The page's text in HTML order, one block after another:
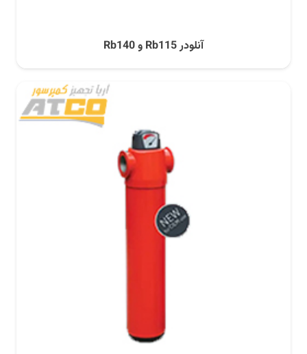
آنلودر Rb115 و Rb140